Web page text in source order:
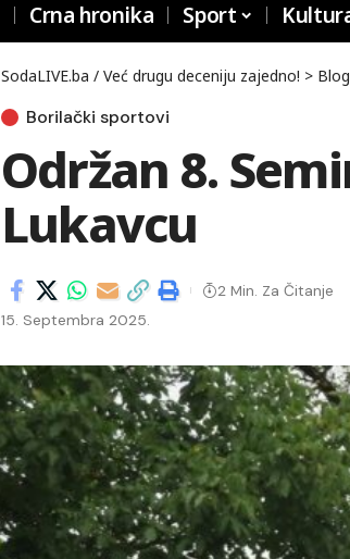
Crna hronika Sport
SodaLIVE.ba / Već drugu deceniju zajedno! > Blog
Borilački sportovi
Održan 8.
Lukavcu
15. Septembra 2025.
2 Min. Za Čitanje